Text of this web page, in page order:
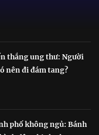
thắng ung thư: Người
nên đi đám tang?
phố không ngủ: Bánh